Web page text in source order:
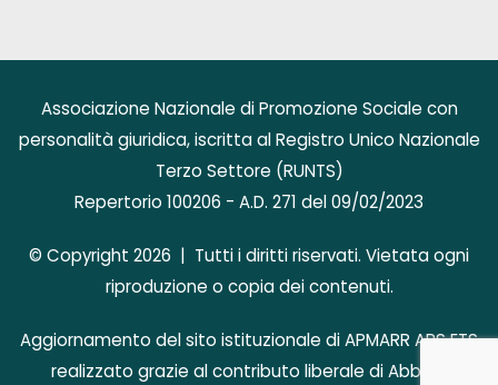
Associazione Nazionale di Promozione Sociale con
personalità giuridica, iscritta al Registro Unico Nazionale
Terzo Settore (RUNTS)
Repertorio 100206 - A.D. 271 del 09/02/2023
© Copyright 2026 | Tutti i diritti riservati. Vietata ogni
riproduzione o copia dei contenuti.
Aggiornamento del sito istituzionale di APMARR APS ETS
realizzato grazie al contributo liberale di AbbVie